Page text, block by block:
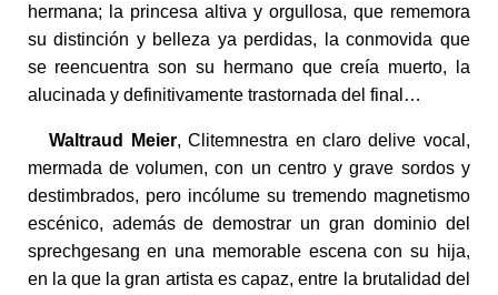
hermana; la princesa altiva y orgullosa, que rememora
su distinción y belleza ya perdidas, la conmovida que
se reencuentra son su hermano que creía muerto, la
alucinada y definitivamente trastornada del final…
Waltraud Meier, Clitemnestra en claro delive vocal,
mermada de volumen, con un centro y grave sordos y
destimbrados, pero incólume su tremendo magnetismo
escénico, además de demostrar un gran dominio del
sprechgesang en una memorable escena con su hija,
en la que la gran artista es capaz, entre la brutalidad del